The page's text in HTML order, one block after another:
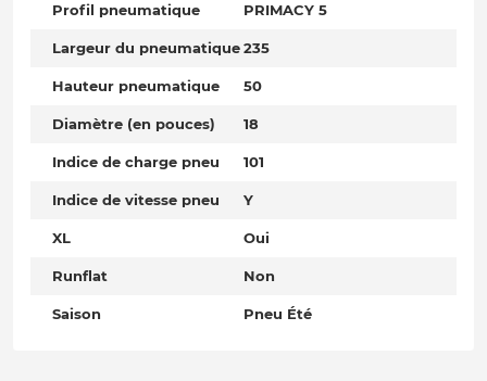
Profil pneumatique PRIMACY 5
Largeur du pneumatique235
Hauteur pneumatique 50
Diamètre (en pouces) 18
Indice de charge pneu 101
Indice de vitesse pneu Y
XL Oui
Runflat Non
Saison Pneu Été